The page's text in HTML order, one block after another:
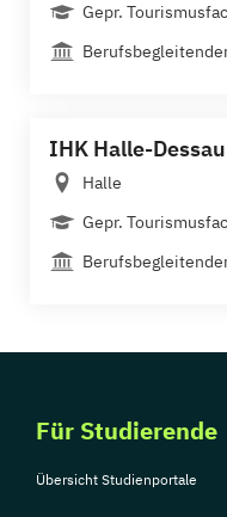
Gepr.
IHK Halle-Dessau
Halle
Gepr.
Für Studierende
Übersicht Studienportale